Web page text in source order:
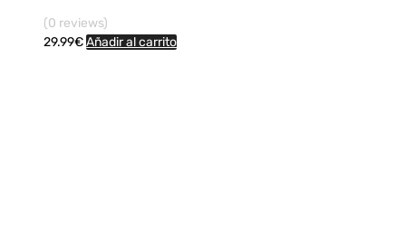
(0 reviews)
29.99€Añadir al carrito